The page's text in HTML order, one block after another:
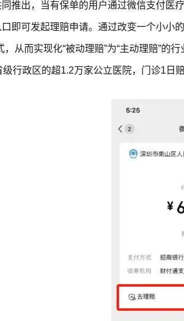
同推出，当有保单的用户通过微信支付医
即可发起理赔申请。通过改变一个小小
，从而实现化“被动理赔”为“主动理赔”的
级行政区的超1.2万家公立医院，门诊1日